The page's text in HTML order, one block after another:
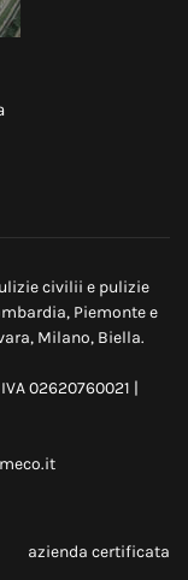
civilii e pulizie
, Piemontee
, Milano, Biella.
02620760021 |
azienda certificata